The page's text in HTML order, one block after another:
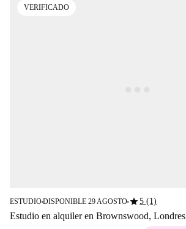
VERIFICADO
ESTUDIO■DISPONIBLE 29 AGOSTO■star5 (1)
Estudio en alquiler en Brownswood, Londres